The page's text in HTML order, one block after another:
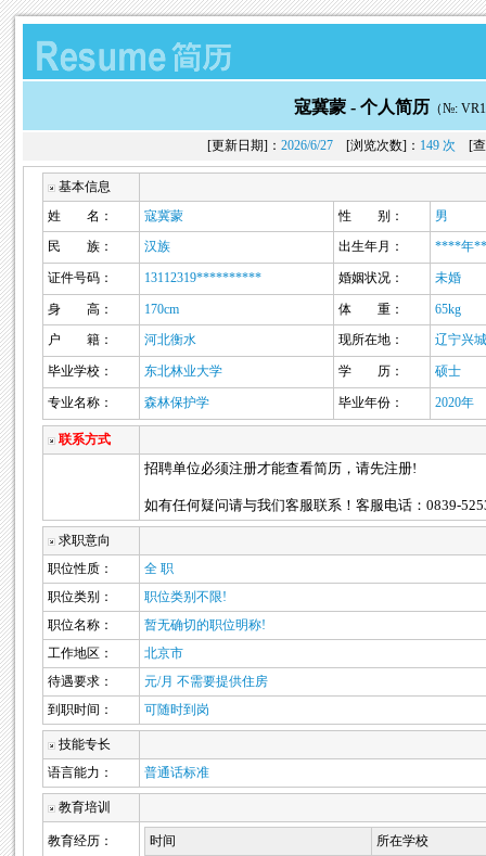
寇冀蒙 - 个人简历 （№:
[更新日期]： 2026/6/27 [浏览次数]： 149 次 [查
基本信息
姓 名：
寇冀蒙 性 别：
男
民 族：
汉族 出生年月： ****年
证件号码： 13112319********** 婚姻状况： 未婚
身 高： 170cm 体 重：
65kg
户 籍：
河北衡水 现所在地： 辽宁兴城
毕业学校： 东北林业大学 学 历： 硕士
专业名称： 森林保护学 毕业年份： 2020年
联系方式
招聘单位必须注册才能查看简历，请先注册!
如有任何疑问请与我们客服联系！客服电话：0839-
求职意向
职位性质：
全 职
职位类别：
职位类别不限!
职位名称：
暂无确切的职位明称!
工作地区：
北京市
待遇要求：
元/月 不需要提供住房
到职时间：
可随时到岗
技能专长
语言能力：
普通话标准
教育培训
教育经历： 时间 所在学校